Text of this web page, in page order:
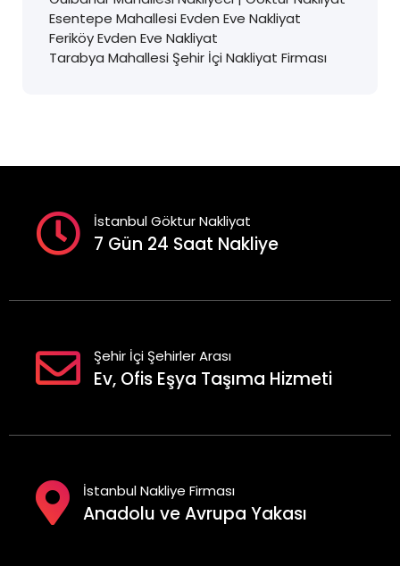
Esentepe Mahallesi Evden Eve Nakliyat
Feriköy Evden Eve Nakliyat
Tarabya Mahallesi Şehir İçi Nakliyat Firması
İstanbul Göktur Nakliyat
7 Gün 24 Saat Nakliye
Şehir İçi Şehirler Arası
Ev, Ofis Eşya Taşıma Hizmeti
İstanbul Nakliye Firması
Anadolu ve Avrupa Yakası